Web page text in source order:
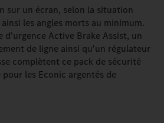
sur un écran, selon la situation
les angles morts au minimum.
d'urgence Active Brake Assist, un
de ligne ainsi qu'un régulateur
complètent ce pack de sécurité
les Econic argentés de